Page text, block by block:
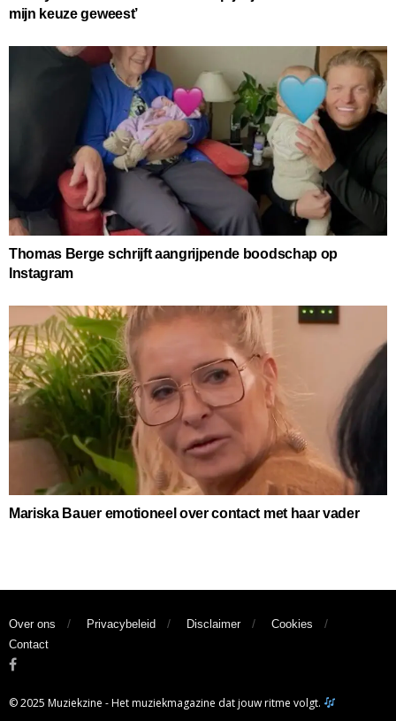
mijn keuze geweest’
Thomas Berge schrijft aangrijpende boodschap op
Instagram
Mariska Bauer emotioneel over contact met haar vader
Over ons Privacybeleid Disclaimer
Cookies
Contact
© 2025 Muziekzine - Het muziekmagazine dat jouw ritme volgt.